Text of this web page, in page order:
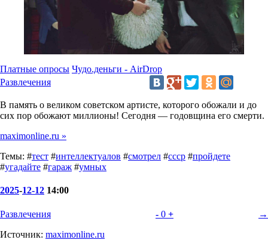
Платные опросы Чудо.деньги - AirDrop
Развлечения
В память о великом советском артисте, которого обожали и до
сих пор обожают миллионы! Сегодня — годовщина его смерти.
maximonline.ru »
Темы: #тест #интеллектуалов #смотрел #ссср #пройдете
#угадайте #гараж #умных
2025-12-12 14:00
Развлечения - 0 +
→
Источник: maximonline.ru